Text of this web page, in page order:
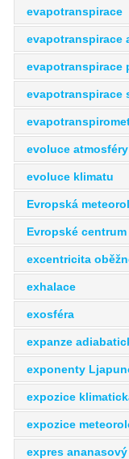
evapotranspirace
evapotranspirace
evapotranspirace
evapotranspirace
evoluce
evoluce klimatu
Evropská
Evropské
excentricita
exhalace
exosféra
expanze
exponenty
expozice
expozice
expres ananasový